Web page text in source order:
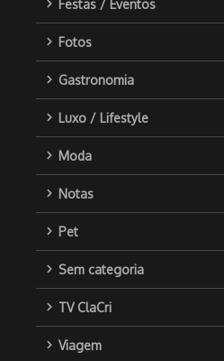
Festas / Eventos
Fotos
Gastronomia
Luxo / Lifestyle
Moda
Notas
Pet
Sem categoria
TV ClaCri
Viagem